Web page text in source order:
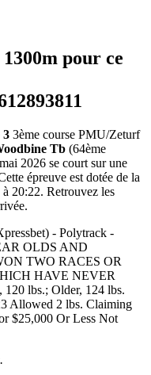
pour ce
3 3ème course PMU/Zeturf
Tb (64ème
2026 se court sur une
épreuve est dotée de la
à 20:22. Retrouvez les
- Polytrack -
OLDS AND
TWO RACES OR
HAVE NEVER
lbs.; Older, 124 lbs.
Allowed 2 lbs. Claiming
$25,000 Or Less Not